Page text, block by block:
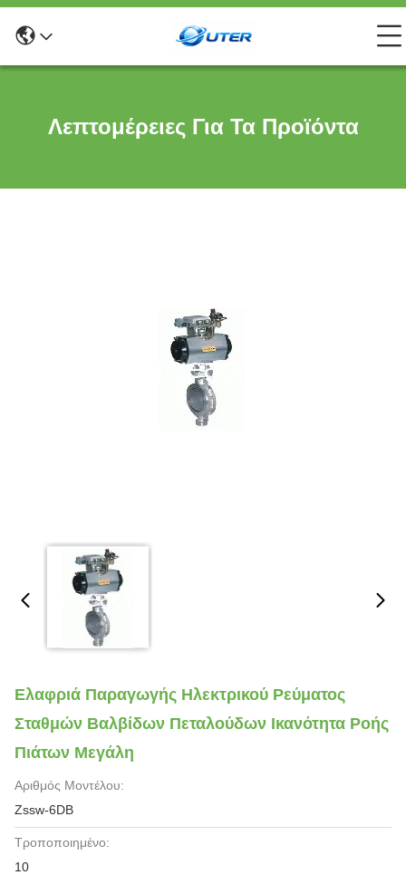
Λεπτομέρειες Για Τα Προϊόντα
Ελαφριά Παραγωγής Ηλεκτρικού Ρεύματος
Σταθμών Βαλβίδων Πεταλούδων Ικανότητα Ροής
Πιάτων Μεγάλη
Αριθμός Μοντέλου:
Zssw-6DB
Τροποποιημένο:
10